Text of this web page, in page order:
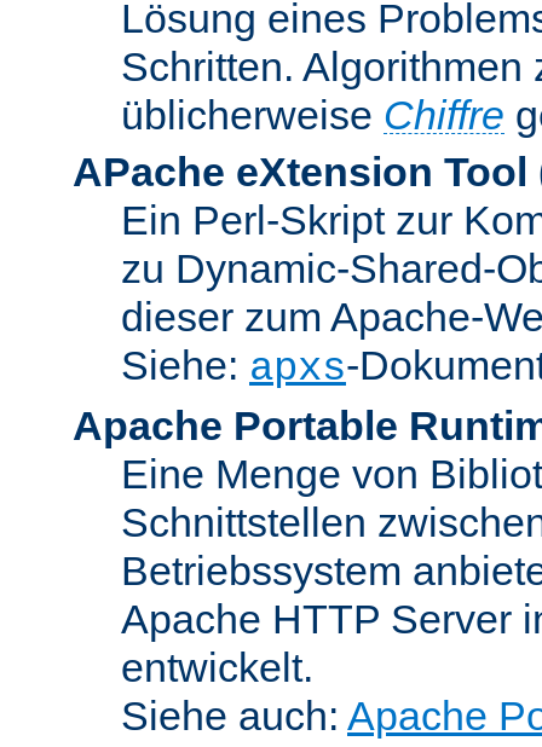
Lösung eines
Schritten.
üblicherweise Chiffre
APache eXtension Tool
Ein Perl-Skript zur
zu Dynamic-Shared-
dieser zum Apache-
Siehe: apxs-
Apache Portable
Eine Menge von
Schnittstellen
Betriebssystem
Apache HTTP Server
entwickelt.
Siehe auch: Apache